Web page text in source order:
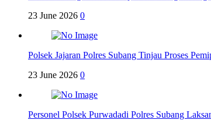
23 June 2026 0
Polsek Jajaran Polres Subang Tinjau Proses
23 June 2026 0
Personel Polsek Purwadadi Polres Subang